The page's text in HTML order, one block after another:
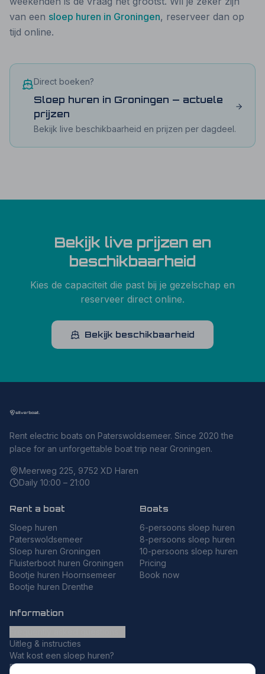
van een sloep huren in Groningen, reserveer dan op
tijd online.
Direct boeken?
Sloep huren in Groningen — actuele
prijzen
Bekijk live beschikbaarheid en prijzen per dagdeel.
Bekijk live prijzen en
beschikbaarheid
Kies de capaciteit die past bij je gezelschap en
reserveer direct online.
Bekijk beschikbaarheid
Rent electric boats on Paterswoldsemeer. Since 2020 the
place for an unforgettable boat trip near Groningen.
Meerweg 225, 9752 XD Haren
Daily 10:00 – 21:00
Rent a boat
Sloep huren
Paterswoldsemeer
Sloep huren Groningen
Fluisterboot huren Groningen
Bootje huren Hoornsemeer
Bootje huren Drenthe
Boats
6-persoons sloep huren
8-persoons sloep huren
10-persoons sloep huren
Pricing
Book now
Information
Uitleg & instructies
Wat kost een sloep huren?
Bootje huren zonder